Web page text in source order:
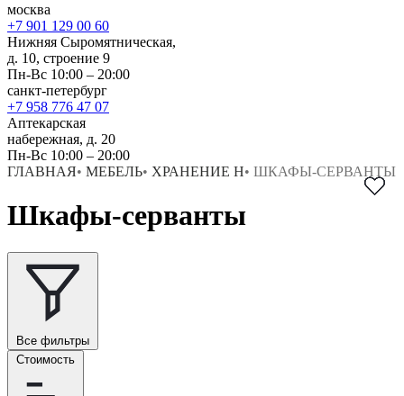
москва
+7 901 129 00 60
Нижняя Сыромятническая,
д. 10, строение 9
Пн-Вс 10:00 – 20:00
санкт-петербург
+7 958 776 47 07
Аптекарская
набережная, д. 20
Пн-Вс 10:00 – 20:00
ГЛАВНАЯ• МЕБЕЛЬ• ХРАНЕНИЕ Н• ШКАФЫ-СЕРВАНТЫ
Шкафы-серванты
Все фильтры
Стоимость